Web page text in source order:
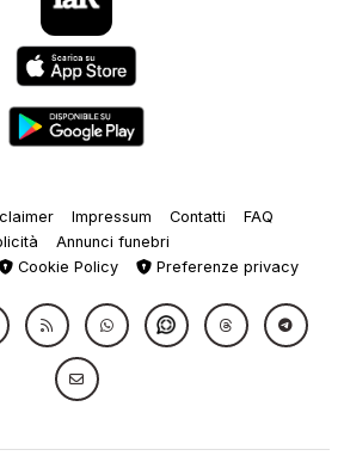
Impressum Contatti
FAQ
Annunci funebri
Cookie Policy Preferenze privacy